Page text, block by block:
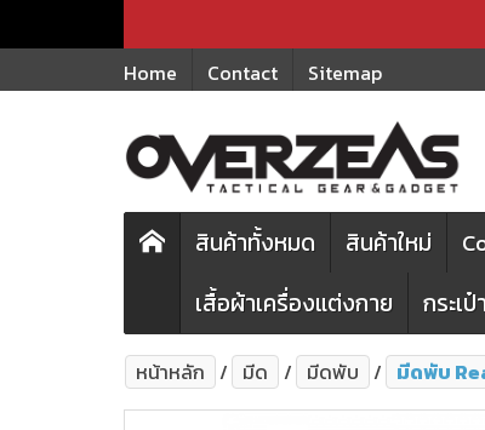
Home
Contact Sitemap
สินค้าทั้งหมด สินค้าใหม่
เสื้อผ้าเครื่องแต่งกาย
กระเ
หน้าหลัก มีด มีดพับ มีดพับ